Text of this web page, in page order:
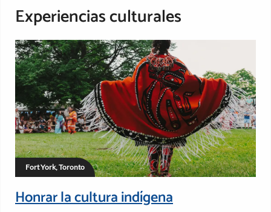
Experiencias culturales
Fort York, Toronto
Honrar la cultura indígena